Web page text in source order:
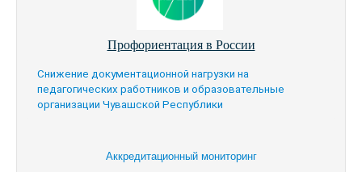
Профориентация в России
Снижение документационной нагрузки на
педагогических работников и образовательные
организации Чувашской Республики
Аккредитационный мониторинг